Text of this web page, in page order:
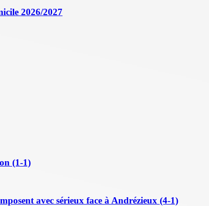
2026/2027
(1-1)
avec sérieux face à Andrézieux (4-1)